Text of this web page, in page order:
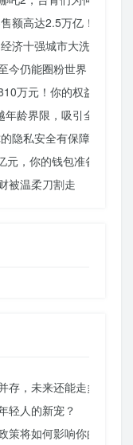
额高达2.5万亿！你还在
济十强城市大洗牌
今仍能圈粉世界？揭秘
万元！你的权益被侵犯
龄界限，吸引全民观影
隐私安全有保障了吗？
元，你的钱包准备好了吗
被温柔刀割走
，未来还能走多远？
轻人的新宠？
将如何影响你的消费？